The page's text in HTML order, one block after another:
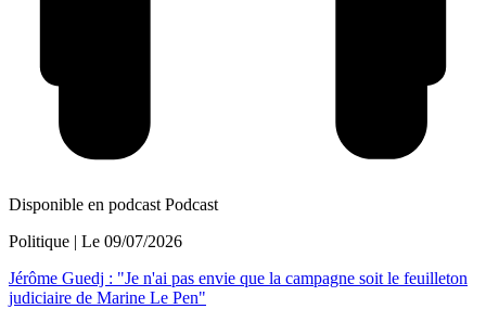
Disponible en podcast Podcast
Politique | Le 09/07/2026
Jérôme Guedj : "Je n'ai pas envie que la campagne soit le feuilleton
judiciaire de Marine Le Pen"